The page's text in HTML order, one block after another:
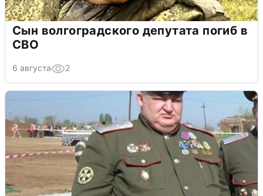
Сын волгоградского депутата погиб в
СВО
6 августа 2